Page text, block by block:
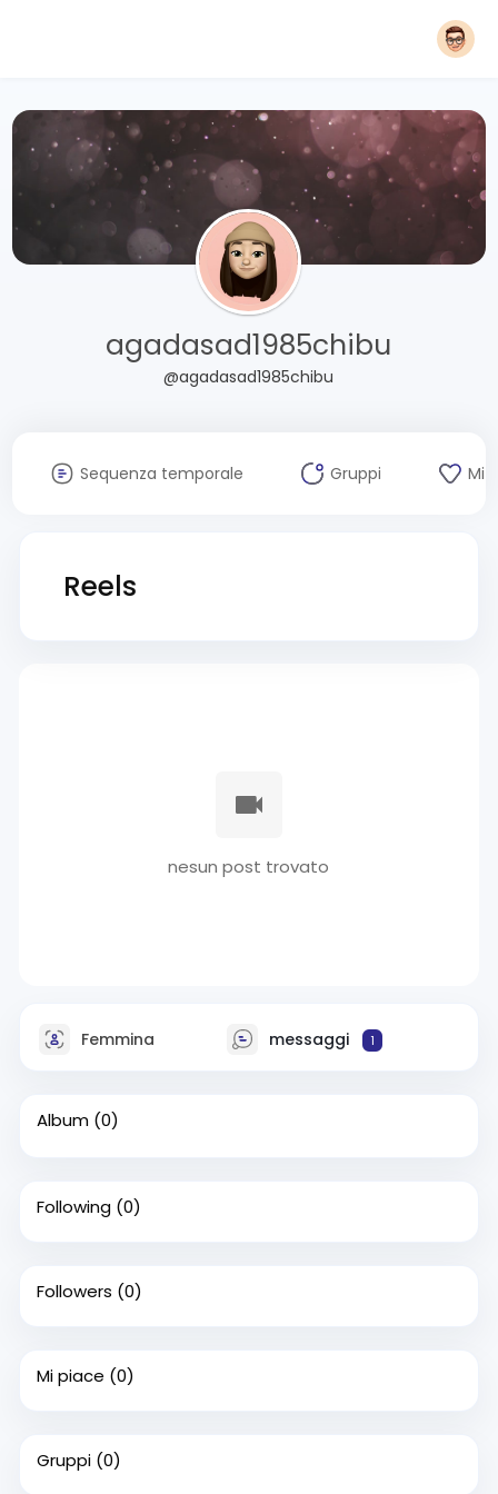
agadasad1985chibu
@agadasad1985chibu
Sequenza temporale Gruppi Mi
Reels
nesun post trovato
Femmina messaggi 1
Album (0)
Following (0)
Followers (0)
Mi piace (0)
Gruppi (0)